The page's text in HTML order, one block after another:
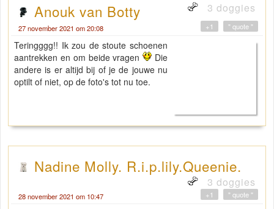
Anouk van Botty 3 doggies
27 november 2021 om 20:08 " quote "
+1
Teringggg!! Ik zou de stoute schoenen
aantrekken en om beide vragen
Die
andere is er altijd bij of je de jouwe nu
optilt of niet, op de foto's tot nu toe.
Nadine Molly. R.i.p.lily.Queenie.
3 doggies
28 november 2021 om 10:47 " quote "
+1